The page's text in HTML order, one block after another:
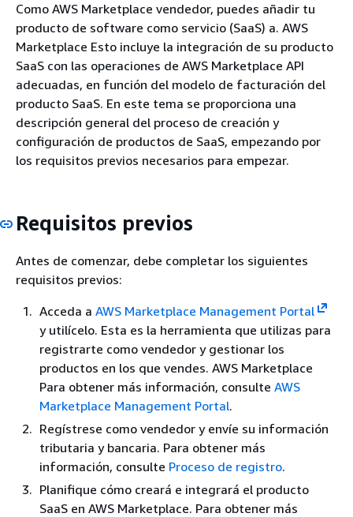
Como AWS Marketplace vendedor, puedes añadir tu
producto de software como servicio (SaaS) a. AWS
Marketplace Esto incluye la integración de su producto
SaaS con las operaciones de AWS Marketplace API
adecuadas, en función del modelo de facturación del
producto SaaS. En este tema se proporciona una
descripción general del proceso de creación y
configuración de productos de SaaS, empezando por
los requisitos previos necesarios para empezar.
Requisitos previos
Antes de comenzar, debe completar los siguientes
requisitos previos:
Acceda a AWS Marketplace Management Portal
y utilícelo. Esta es la herramienta que utilizas para
registrarte como vendedor y gestionar los
productos en los que vendes. AWS Marketplace
Para obtener más información, consulte AWS
Marketplace Management Portal.
Regístrese como vendedor y envíe su información
tributaria y bancaria. Para obtener más
información, consulte Proceso de registro.
Planifique cómo creará e integrará el producto
SaaS en AWS Marketplace. Para obtener más